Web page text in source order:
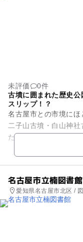
未評価
0件
古墳に囲まれた歴史
スリップ！？
名古屋市との市境にほ
二子山古墳・白山神
た古代ロマンあふれ
示施設のハニワの館
名古屋市立楠図書館
愛知県名古屋市北区 /